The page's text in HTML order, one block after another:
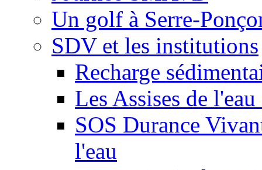
Un golf à Serre-
SDV et les institutions
Recharge
Les Assises de
SOS Durance
l'eau